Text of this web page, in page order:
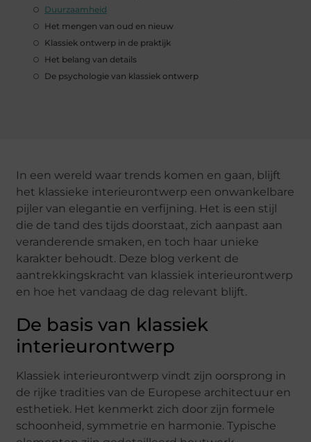
Duurzaamheid
Het mengen van oud en nieuw
Klassiek ontwerp in de praktijk
Het belang van details
De psychologie van klassiek ontwerp
In een wereld waar trends komen en gaan, blijft
het klassieke interieurontwerp een onwankelbare
pijler van elegantie en verfijning. Het is een stijl
die de tand des tijds doorstaat, zich aanpast aan
veranderende smaken, en toch haar unieke
karakter behoudt. Deze blog verkent de
aantrekkingskracht van klassiek interieurontwerp
en hoe het vandaag de dag relevant blijft.
De basis van klassiek
interieurontwerp
Klassiek interieurontwerp vindt zijn oorsprong in
de rijke tradities van de Europese architectuur en
esthetiek. Het kenmerkt zich door zijn formele
schoonheid, symmetrie en harmonie. Typische